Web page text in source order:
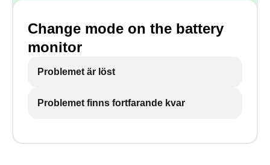
Change mode on the battery
monitor
Problemet är löst
Problemet finns fortfarande kvar